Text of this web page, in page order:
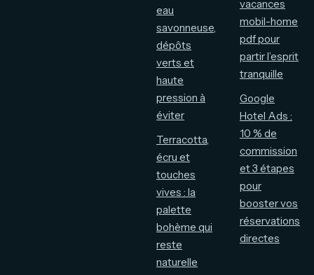
eau
savonneuse,
dépôts
verts et
haute
pression à
éviter
Terracotta,
écru et
touches
vives : la
palette
bohème qui
reste
naturelle
vacances
mobil-home
pdf pour
partir l’esprit
tranquille
Google
Hotel Ads :
10 % de
commission
et 3 étapes
pour
booster vos
réservations
directes